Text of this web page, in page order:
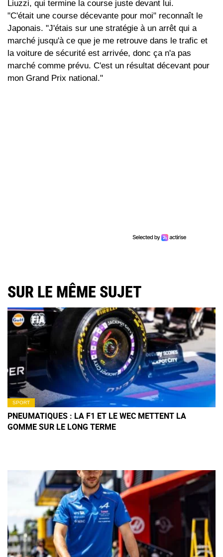
Liuzzi, qui termine la course juste devant lui.
"C'était une course décevante pour moi" reconnaît le
Japonais. "J'étais sur une stratégie à un arrêt qui a
marché jusqu'à ce que je me retrouve dans le trafic et
la voiture de sécurité est arrivée, donc ça n'a pas
marché comme prévu. C'est un résultat décevant pour
mon Grand Prix national."
SUR LE MÊME SUJET
SPORT
PNEUMATIQUES : LA F1 ET LE WEC METTENT LA
GOMME SUR LE LONG TERME